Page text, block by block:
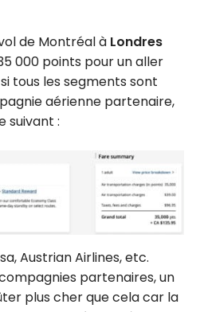
de Montréal à Londres
000 points pour un aller
tous les segments sont
aérienne partenaire,
suivant :
Austrian Airlines, etc.
partenaires, un
plus cher que cela car la